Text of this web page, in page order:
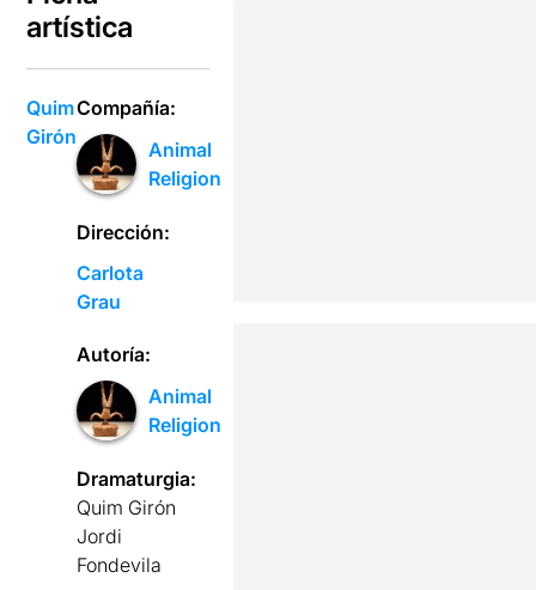
artística
Quim
Girón
Compañía:
Animal
Religion
Dirección:
Carlota
Grau
Autoría:
Animal
Religion
Dramaturgia:
Quim Girón
Jordi
Fondevila